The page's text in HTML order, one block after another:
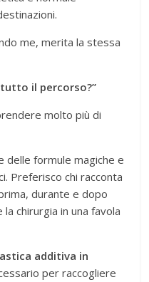
me, merita la stessa
il percorso?”
molto più di
delle formule magiche e
Preferisco chi racconta
durante e dopo
chirurgia in una favola
additiva in
per raccogliere